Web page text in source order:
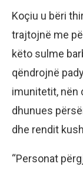
Koçiu u bëri
trajtojnë me
këto sulme
qëndrojnë
imunitetit, nën
dhunues
dhe rendit
“Personat